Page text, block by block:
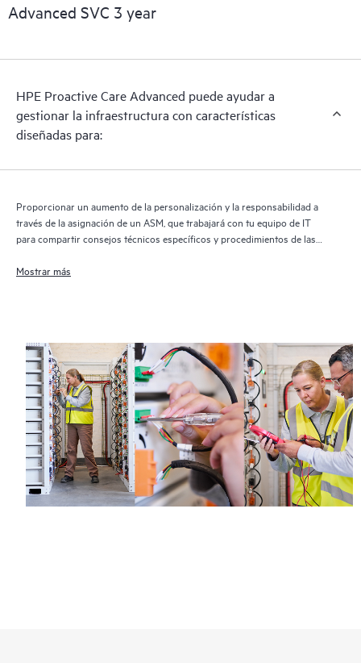
soporte. La ejecución de la versión actual de tecnología de
todos los beneficios de este servicio de soporte.
Advanced SVC 3 year
HPE Proactive Care Advanced puede ayudar a
gestionar la infraestructura con características
diseñadas para:
Proporcionar un aumento de la personalización y la responsabilidad a
través de la asignación de un ASM, que trabajará con tu equipo de IT
para compartir consejos técnicos específicos y procedimientos de las
proyectos y necesidades de IT
Mostrar más